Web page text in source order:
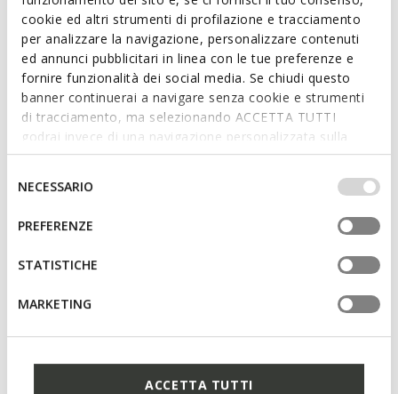
cookie ed altri strumenti di profilazione e tracciamento
per analizzare la navigazione, personalizzare contenuti
ed annunci pubblicitari in linea con le tue preferenze e
fornire funzionalità dei social media. Se chiudi questo
banner continuerai a navigare senza cookie e strumenti
di tracciamento, ma selezionando ACCETTA TUTTI
godrai invece di una navigazione personalizzata sulla
base dei tuoi gusti ed interessi. Selezionando
IMPOSTAZIONI potrai anche scegliere quali cookies ed
altri strumenti di tracciamento autorizzare. Per maggiori
informazioni o per modificare in qualsiasi momento le
tue impostazioni, visita la nostra
del
consenso
NECESSARIO
PREFERENZE
STATISTICHE
MARKETING
ACCETTA TUTTI
Features
Outstanding cushioning effect which offers protection
Lightweight footwear
Lace fastening; Removable insole
Materials
Technologies
You may also like